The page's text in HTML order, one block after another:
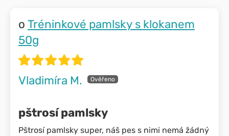
Tréninkové pamlsky s klokanem
50g
Vladimíra M.
pštrosí pamlsky
Pštrosí pamlsky super, náš pes s nimi nemá žádný